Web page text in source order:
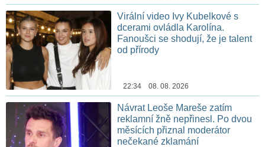
Virální video Ivy Kubelkové s
dcerami ovládla Karolína.
Fanoušci se shodují, že je talent
od přírody
22:34 08. 08. 2026
Návrat Leoše Mareše zatím
reklamní žně nepřinesl. Po dvou
měsících přiznal moderátor
nečekané zklamání